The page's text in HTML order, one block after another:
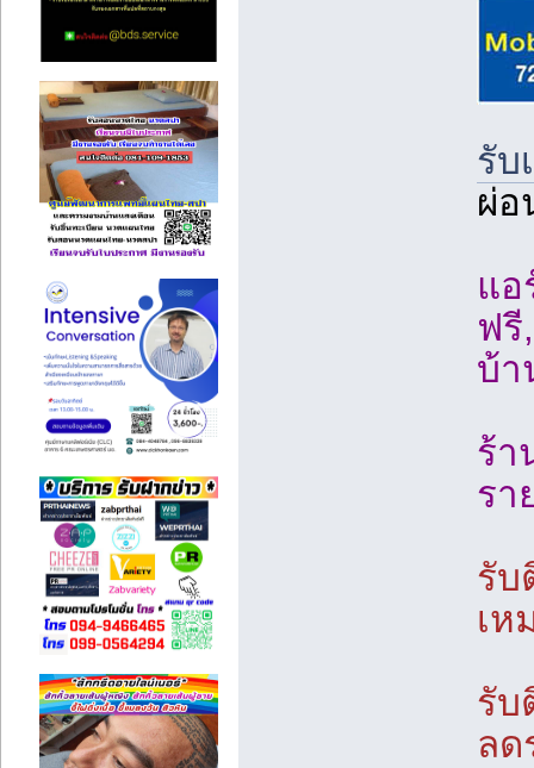
รับ
ผ่อ
แอ
ฟรี
บ้า
ร้า
รา
รับ
เห
รับ
ลด